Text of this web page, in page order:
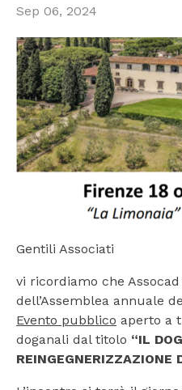
Sep 06, 2024
Gentili Associati
vi ricordiamo che
dell’Assemblea annuale
Evento pubblico aperto a
doganali dal titolo “IL
REINGEGNERIZZAZIONE